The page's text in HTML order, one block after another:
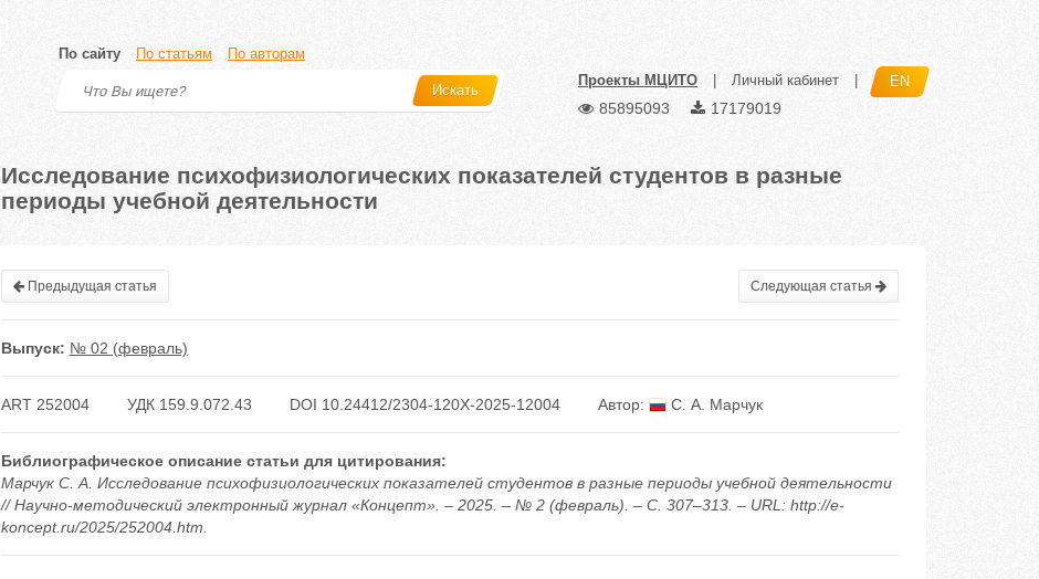
По сайту По статьям По авторам
Искать
Проекты МЦИТО Личный кабинет EN
85895093 17179019
Исследование психофизиологических показателей студентов в разные
периоды учебной деятельности
Предыдущая статья Следующая статья
Выпуск: № 02 (февраль)
ART 252004 УДК 159.9.072.43 DOI 10.24412/2304-120X-2025-12004 Автор: С. А. Марчук
Библиографическое описание статьи для цитирования:
Марчук С. А. Исследование психофизиологических показателей студентов в разные периоды учебной деятельности
// Научно-методический электронный журнал «Концепт». – 2025. – № 2 (февраль). – С. 307–313. – URL: http://e-
koncept.ru/2025/252004.htm.